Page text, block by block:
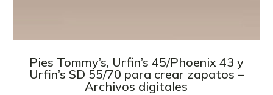
Pies Tommy’s, Urfin’s 45/Phoenix 43 y
Urfin’s SD 55/70 para crear zapatos –
Archivos digitales